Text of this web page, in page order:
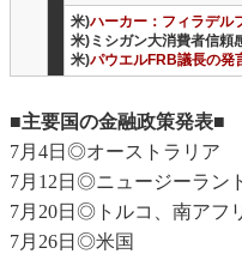
米)ハーカー：フィラデル
米)ミシガン大消費者信頼
米)パウエルFRB議長の発
■主要国の金融政策発表■
7月4日◎オーストラリア
7月12日◎ニュージーラン
7月20日◎トルコ、南アフ
7月26日◎米国